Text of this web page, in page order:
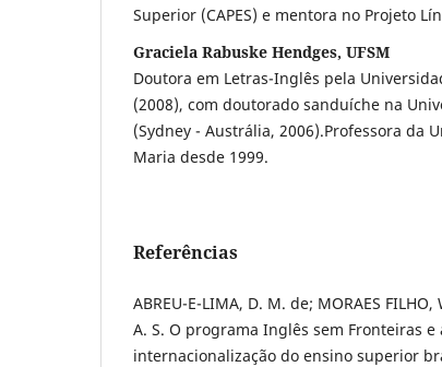
Superior (CAPES) e mentora no Projeto
Graciela Rabuske Hendges, UFSM
Doutora em Letras-Inglês pela
(2008), com doutorado sanduíche na
(Sydney - Austrália, 2006).Professora da
Maria desde 1999.
Referências
ABREU-E-LIMA, D. M. de; MORAES FILHO,
A. S. O programa Inglês sem Fronteiras
internacionalização do ensino superior